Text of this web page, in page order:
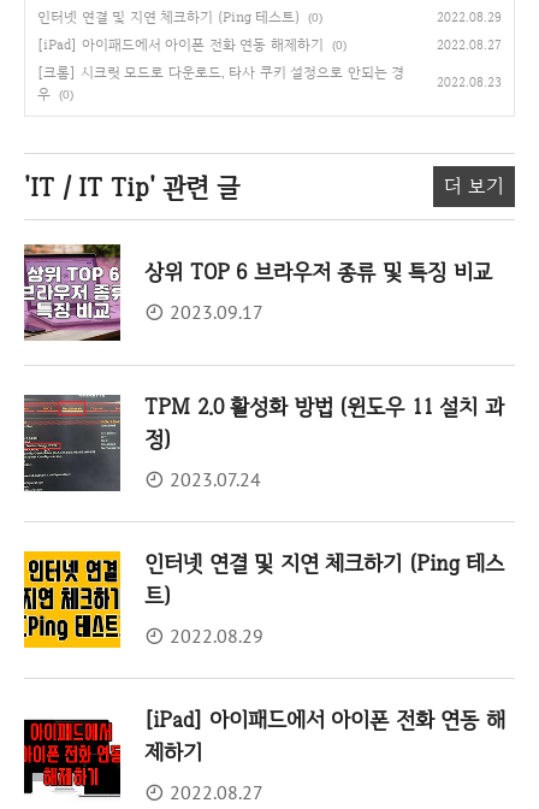
인터넷 연결 및 지연 체크하기 (Ping 테스트) (0) 2022.08.29
[iPad] 아이패드에서 아이폰 전화 연동 해제하기 (0) 2022.08.27
[크롬] 시크릿 모드로 다운로드, 타사 쿠키 설정으로 안되는 경
우
(0)
2022.08.23
'IT / IT Tip'관련 글 더 보기
상위 TOP 6 브라우저 종류 및 특징 비교
2023.09.17
TPM 2.0 활성화 방법 (윈도우 11 설치 과
정)
2023.07.24
인터넷 연결 및 지연 체크하기 (Ping 테스
트)
2022.08.29
[iPad] 아이패드에서 아이폰 전화 연동 해
제하기
2022.08.27